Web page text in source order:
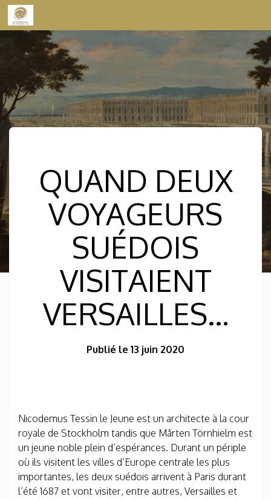
Skip to content
QUAND DEUX
VOYAGEURS
SUÉDOIS
VISITAIENT
VERSAILLES…
Publié le 13 juin 2020
Nicodemus Tessin le Jeune est un architecte à la cour
royale de Stockholm tandis que Mårten Törnhielm est
un jeune noble plein d’espérances. Durant un périple
où ils visitent les villes d’Europe centrale les plus
importantes, les deux suédois arrivent à Paris durant
l’été 1687 et vont visiter, entre autres, Versailles et